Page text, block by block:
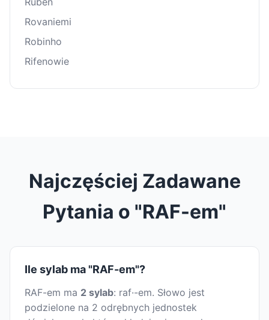
Rovaniemi
Robinho
Rifenowie
Najczęściej Zadawane
Pytania o "RAF-em"
Ile sylab ma "RAF-em"?
RAF-em ma 2 sylab: raf·-em. Słowo jest
podzielone na 2 odrębnych jednostek